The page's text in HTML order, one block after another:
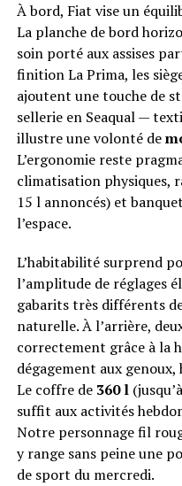
À bord, Fiat vise un
La planche de bord
soin porté aux assises
finition La Prima, les
ajoutent une touche de
sellerie en Seaqual —
illustre une volonté de
L’ergonomie reste
climatisation physiques,
15 l annoncés) et
l’espace.
L’habitabilité surprend
l’amplitude de réglages
gabarits très différents
naturelle. À l’arrière,
correctement grâce à la
dégagement aux
Le coffre de 360 l
suffit aux activités
Notre personnage fil
y range sans peine une
de sport du mercredi.